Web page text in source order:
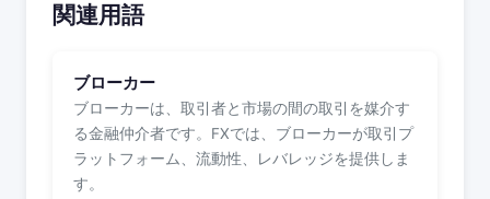
関連用語
ブローカー
ブローカーは、取引者と市場の間の取引を媒介す
る金融仲介者です。FXでは、ブローカーが取引プ
ラットフォーム、流動性、レバレッジを提供しま
す。